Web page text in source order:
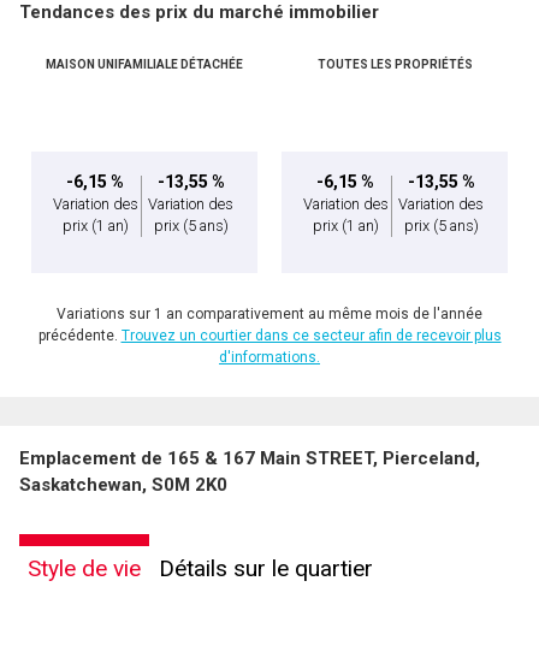
Tendances des prix du marché immobilier
MAISON UNIFAMILIALE DÉTACHÉE
-6,15 %
Variation des
prix (1 an)
-13,55 %
Variation des
prix (5 ans)
TOUTES LES PROPRIÉTÉS
-6,15 %
Variation des
prix (1 an)
-13,55 %
Variation des
prix (5 ans)
Variations sur 1 an comparativement au même mois de l'année
précédente. Trouvez un courtier dans ce secteur afin de recevoir plus
d'informations.
Emplacement de 165 & 167 Main STREET, Pierceland,
Saskatchewan, S0M 2K0
Style de vie Détails sur le quartier